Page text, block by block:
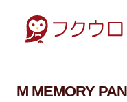
M MEMORY